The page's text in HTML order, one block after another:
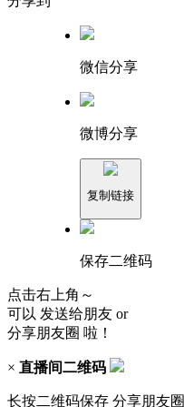
微信分享
微博分享
复制链接
保存二维码
点击右上角～
可以 发送给朋友 or
分享朋友圈 啦！
× 直播间二维码
长按二维码保存 分享朋友圈